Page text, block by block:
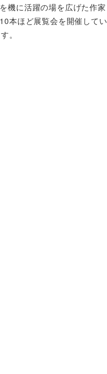
機に活躍の場を広げた作家
本ほど展覧会を開催してい
。